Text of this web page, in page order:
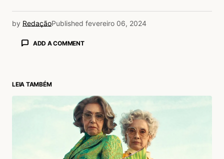
by RedaçãoPublished fevereiro 06, 2024
ADD A COMMENT
LEIA TAMBÉM